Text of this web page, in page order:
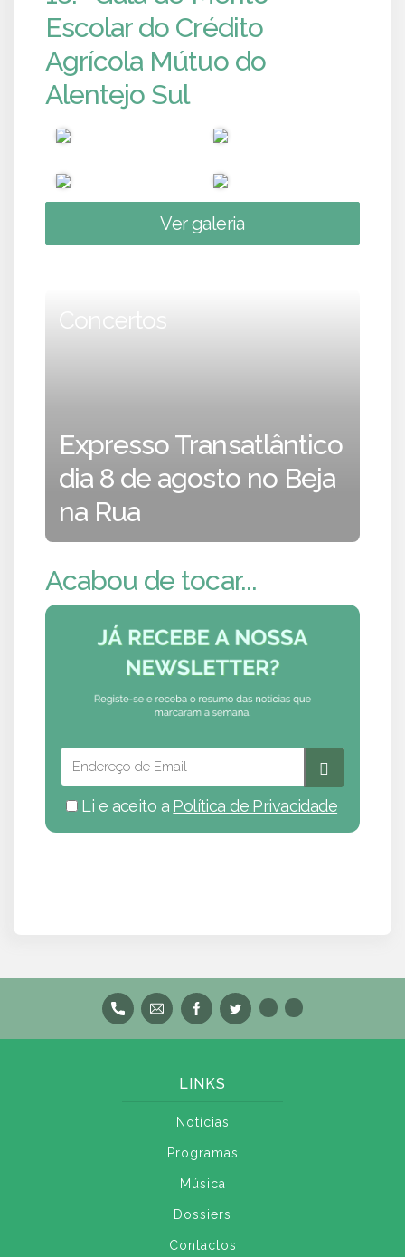
Escolar do Crédito
Agrícola Mútuo do
Alentejo Sul
Ver galeria
Concertos
Expresso Transatlântico
dia 8 de agosto no Beja
na Rua
Acabou de tocar...
Li e aceito a Política de Privacidade
LINKS
Notícias
Programas
Música
Dossiers
Contactos